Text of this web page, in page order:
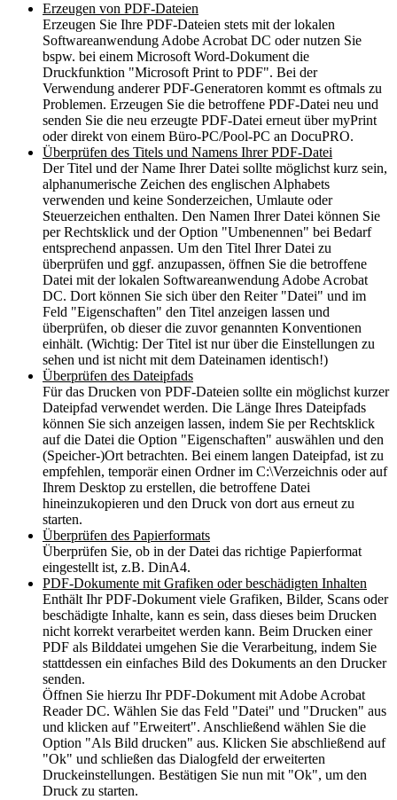
Erzeugen von PDF-Dateien
Erzeugen Sie Ihre PDF-Dateien stets mit der lokalen
Softwareanwendung Adobe Acrobat DC oder nutzen Sie
bspw. bei einem Microsoft Word-Dokument die
Druckfunktion "Microsoft Print to PDF". Bei der
Verwendung anderer PDF-Generatoren kommt es oftmals zu
Problemen. Erzeugen Sie die betroffene PDF-Datei neu und
senden Sie die neu erzeugte PDF-Datei erneut über myPrint
oder direkt von einem Büro-PC/Pool-PC an DocuPRO.
Überprüfen des Titels und Namens Ihrer PDF-Datei
Der Titel und der Name Ihrer Datei sollte möglichst kurz sein,
alphanumerische Zeichen des englischen Alphabets
verwenden und keine Sonderzeichen, Umlaute oder
Steuerzeichen enthalten. Den Namen Ihrer Datei können Sie
per Rechtsklick und der Option "Umbenennen" bei Bedarf
entsprechend anpassen. Um den Titel Ihrer Datei zu
überprüfen und ggf. anzupassen, öffnen Sie die betroffene
Datei mit der lokalen Softwareanwendung Adobe Acrobat
DC. Dort können Sie sich über den Reiter "Datei" und im
Feld "Eigenschaften" den Titel anzeigen lassen und
überprüfen, ob dieser die zuvor genannten Konventionen
einhält. (Wichtig: Der Titel ist nur über die Einstellungen zu
sehen und ist nicht mit dem Dateinamen identisch!)
Überprüfen des Dateipfads
Für das Drucken von PDF-Dateien sollte ein möglichst kurzer
Dateipfad verwendet werden. Die Länge Ihres Dateipfads
können Sie sich anzeigen lassen, indem Sie per Rechtsklick
auf die Datei die Option "Eigenschaften" auswählen und den
(Speicher-)Ort betrachten. Bei einem langen Dateipfad, ist zu
empfehlen, temporär einen Ordner im C:\Verzeichnis oder auf
Ihrem Desktop zu erstellen, die betroffene Datei
hineinzukopieren und den Druck von dort aus erneut zu
starten.
Überprüfen des Papierformats
Überprüfen Sie, ob in der Datei das richtige Papierformat
eingestellt ist, z.B. DinA4.
PDF-Dokumente mit Grafiken oder beschädigten Inhalten
Enthält Ihr PDF-Dokument viele Grafiken, Bilder, Scans oder
beschädigte Inhalte, kann es sein, dass dieses beim Drucken
nicht korrekt verarbeitet werden kann. Beim Drucken einer
PDF als Bilddatei umgehen Sie die Verarbeitung, indem Sie
stattdessen ein einfaches Bild des Dokuments an den Drucker
senden.
Öffnen Sie hierzu Ihr PDF-Dokument mit Adobe Acrobat
Reader DC. Wählen Sie das Feld "Datei" und "Drucken" aus
und klicken auf "Erweitert". Anschließend wählen Sie die
Option "Als Bild drucken" aus. Klicken Sie abschließend auf
"Ok" und schließen das Dialogfeld der erweiterten
Druckeinstellungen. Bestätigen Sie nun mit "Ok", um den
Druck zu starten.